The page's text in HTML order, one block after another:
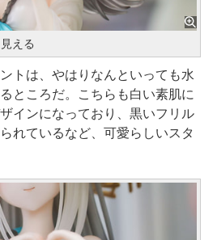
える
トは、やはりなんといっても水
ところだ。こちらも白い素肌に
インになっており、黒いフリル
れているなど、可愛らしいスタ